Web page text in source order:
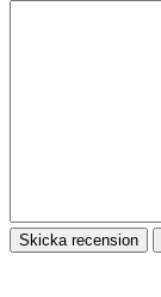
Skicka recension